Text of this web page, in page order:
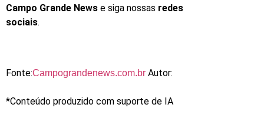
Campo Grande News e siga nossas redes
sociais.
Fonte:Campograndenews.com.br Autor:
*Conteúdo produzido com suporte de IA